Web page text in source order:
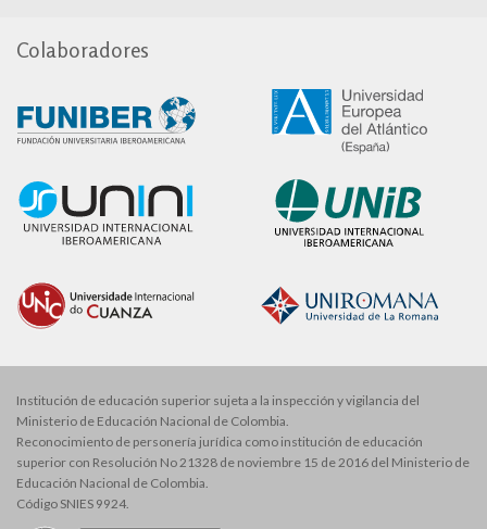
Colaboradores
Institución de educación superior sujeta a la inspección y vigilancia del
Ministerio de Educación Nacional de Colombia.
Reconocimiento de personería jurídica como institución de educación
superior con Resolución No 21328 de noviembre 15 de 2016 del Ministerio de
Educación Nacional de Colombia.
Código SNIES 9924.